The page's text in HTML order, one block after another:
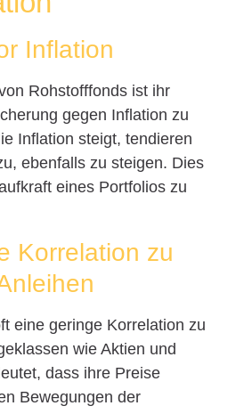
Inflation
Rohstofffonds ist ihr
gegen Inflation zu
Inflation steigt, tendieren
ebenfalls zu steigen. Dies
eines Portfolios zu
Korrelation zu
eine geringe Korrelation zu
wie Aktien und
dass ihre Preise
Bewegungen der